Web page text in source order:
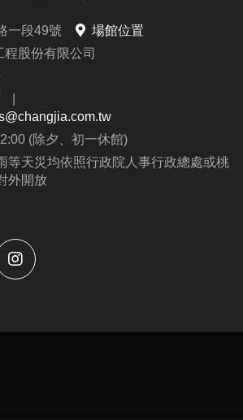
報名
喔 ◆*．
上 → 88折優惠
上 → 9折優惠
#112
網 :
zh_TW/news/pageID/1/
一段49號
場館位置
股份有限公司
|
(除夕、初一休館)
等天災均依照行政院人事行政總處或桃
外開放